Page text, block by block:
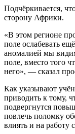
Подчёркивается,
сторону Африки.
«В этом регионе
поле ослабевать
аномалией мы
поле, вместо того
него», — сказал
Как указывают
приводить к тому,
подвергнутся
повлечь поломку
влиять и на работу